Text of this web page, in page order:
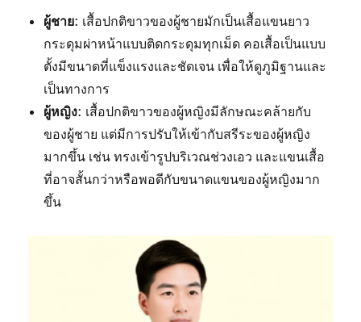
ผู้ชาย: เสื้อปกติขาวของผู้ชายมักเป็นเสื้อแขนยาว
กระดุมผ่าหน้าแบบติดกระดุมทุกเม็ด คอเสื้อเป็นแบบ
ตั้งมีขนาดที่แข็งแรงและชัดเจน เพื่อให้ดูภูมิฐานและ
เป็นทางการ
ผู้หญิง: เสื้อปกติขาวของผู้หญิงมีลักษณะคล้ายกับ
ของผู้ชาย แต่มีการปรับให้เข้ากับสรีระของผู้หญิง
มากขึ้น เช่น ทรงเข้ารูปบริเวณช่วงเอว และแขนเสื้อ
ที่อาจสั้นกว่าหรือพอดีกับขนาดแขนของผู้หญิงมาก
ขึ้น